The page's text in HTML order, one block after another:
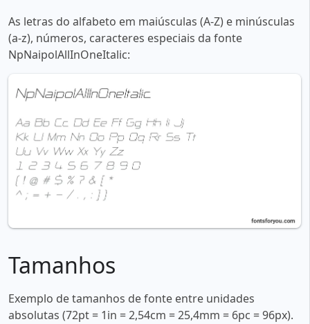
As letras do alfabeto em maiúsculas (A-Z) e minúsculas
(a-z), números, caracteres especiais da fonte
NpNaipolAllInOneItalic:
Tamanhos
Exemplo de tamanhos de fonte entre unidades
absolutas (72pt = 1in = 2,54cm = 25,4mm = 6pc = 96px).